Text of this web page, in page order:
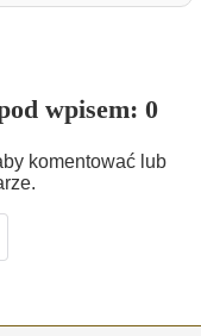
wpisem: 0
komentować lub